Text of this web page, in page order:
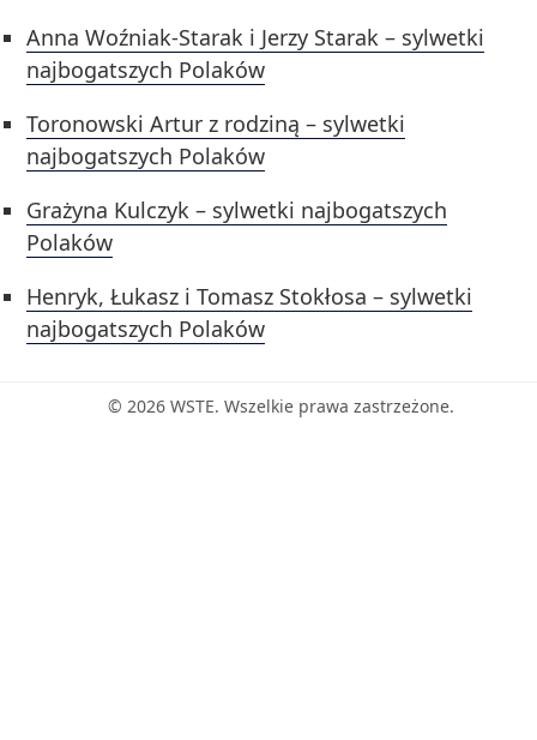
Anna Woźniak-Starak i Jerzy Starak – sylwetki
najbogatszych Polaków
Toronowski Artur z rodziną – sylwetki
najbogatszych Polaków
Grażyna Kulczyk – sylwetki najbogatszych
Polaków
Henryk, Łukasz i Tomasz Stokłosa – sylwetki
najbogatszych Polaków
© 2026 WSTE. Wszelkie prawa zastrzeżone.